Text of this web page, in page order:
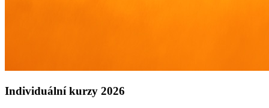
Individuální kurzy 2026